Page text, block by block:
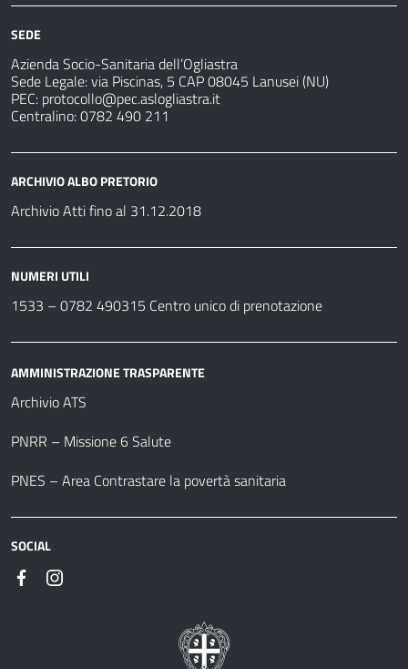
SEDE
Azienda Socio-Sanitaria dell’Ogliastra
Sede Legale: via Piscinas, 5 CAP 08045 Lanusei (NU)
PEC: protocollo@pec.aslogliastra.it
Centralino: 0782 490 211
ARCHIVIO ALBO PRETORIO
Archivio Atti fino al 31.12.2018
NUMERI UTILI
1533 – 0782 490315 Centro unico di prenotazione
AMMINISTRAZIONE TRASPARENTE
Archivio ATS
PNRR – Missione 6 Salute
PNES – Area Contrastare la povertà sanitaria
SOCIAL